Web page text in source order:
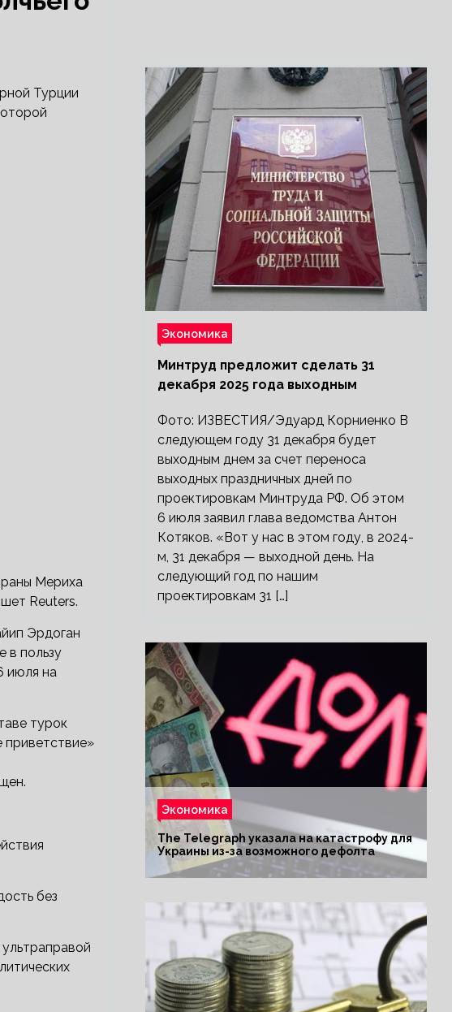
Турции
Мериха
Reuters.
Эрдоган
в пользу
июля на
турок
приветствие»
без
Экономика
Минтруд предложит сделать 31
декабря 2025 года выходным
Фото: ИЗВЕСТИЯ/Эдуард Корниенко В
следующем году 31 декабря будет
выходным днем за счет переноса
выходных праздничных дней по
проектировкам Минтруда РФ. Об этом
6 июля заявил глава ведомства Антон
Котяков. «Вот у нас в этом году, в 2024-
м, 31 декабря — выходной день. На
следующий год по нашим
проектировкам 31 […]
Экономика
The Telegraph указала на катастрофу для
Украины из-за возможного дефолта